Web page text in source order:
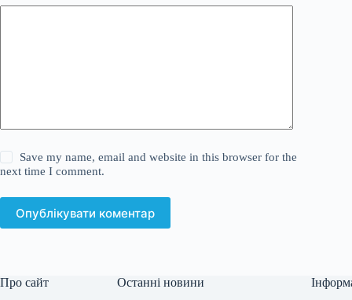
Save my name, email and website in this browser for the
next time I comment.
Опублікувати коментар
Про сайт Останні новини